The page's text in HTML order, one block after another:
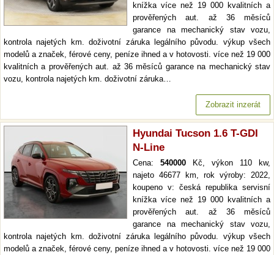
knížka více než 19 000 kvalitních a
prověřených aut. až 36 měsíců
garance na mechanický stav vozu,
kontrola najetých km. doživotní záruka legálního původu. výkup všech
modelů a značek, férové ceny, peníze ihned a v hotovosti. více než 19 000
kvalitních a prověřených aut. až 36 měsíců garance na mechanický stav
vozu, kontrola najetých km. doživotní záruka…
Zobrazit inzerát
Hyundai Tucson 1.6 T-GDI
N-Line
Cena: 540000 Kč, výkon 110 kw,
najeto 46677 km, rok výroby: 2022,
koupeno v: česká republika servisní
knížka více než 19 000 kvalitních a
prověřených aut. až 36 měsíců
garance na mechanický stav vozu,
kontrola najetých km. doživotní záruka legálního původu. výkup všech
modelů a značek, férové ceny, peníze ihned a v hotovosti. více než 19 000